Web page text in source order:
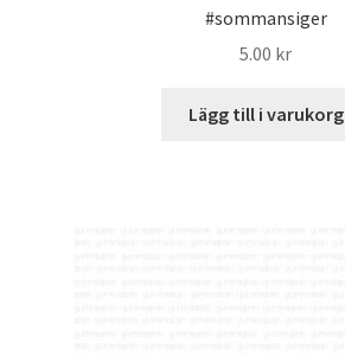
#sommansiger
5.00 kr
Lägg till i varukorg